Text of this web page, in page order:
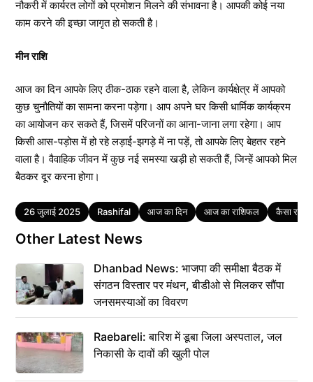
नौकरी में कार्यरत लोगों को प्रमोशन मिलने की संभावना है। आपकी कोई नया
काम करने की इच्छा जागृत हो सकती है।
मीन राशि
आज का दिन आपके लिए ठीक-ठाक रहने वाला है, लेकिन कार्यक्षेत्र में आपको
कुछ चुनौतियों का सामना करना पड़ेगा। आप अपने घर किसी धार्मिक कार्यक्रम
का आयोजन कर सकते हैं, जिसमें परिजनों का आना-जाना लगा रहेगा। आप
किसी आस-पड़ोस में हो रहे लड़ाई-झगड़े में ना पड़ें, तो आपके लिए बेहतर रहने
वाला है। वैवाहिक जीवन में कुछ नई समस्या खड़ी हो सकती हैं, जिन्हें आपको मिल
बैठकर दूर करना होगा।
Tags
26 जुलाई 2025 Rashifal आज का दिन आज का राशिफल कैसा
Other Latest News
Dhanbad News: भाजपा की समीक्षा बैठक में
संगठन विस्तार पर मंथन, बीडीओ से मिलकर सौंपा
जनसमस्याओं का विवरण
Raebareli: बारिश में डूबा जिला अस्पताल, जल
निकासी के दावों की खुली पोल